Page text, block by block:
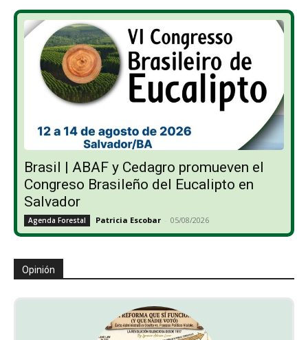
Brasil | ABAF y Cedagro promueven el
Congreso Brasileño del Eucalipto en
Salvador
Agenda Forestal Patricia Escobar - 05/08/2026
Opinión